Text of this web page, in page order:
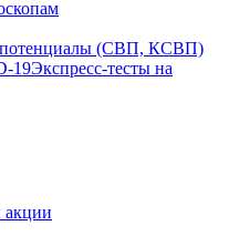
потенциалы (СВП, КСВП)
Экспресс-тесты на